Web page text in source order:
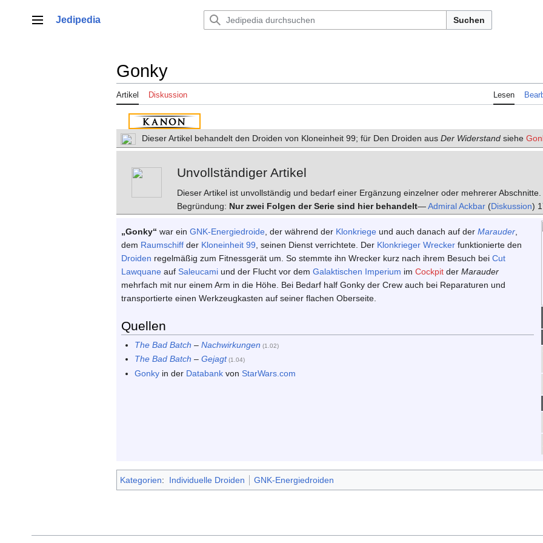
springenHauptmenü
Jedipedia Suchen
Gonky
Artikel Diskussion Lesen
Dieser Artikel behandelt den Droiden von Kloneinheit 99; für Den Droiden aus Der Widerstand siehe
Unvollständiger Artikel
Dieser Artikel ist unvollständig und bedarf einer Ergänzung einzelner oder mehrerer Abschnitte.
Begründung: Nur zwei Folgen der Serie sind hier behandelt—Admiral Ackbar (Diskussion)
„Gonky“ war ein GNK-Energiedroide , der während der Klonkriege und auch danach auf der Marauder
dem Raumschiff der Kloneinheit 99 , seinen Dienst verrichtete. Der Klonkrieger Wrecker funktionierte den
Droiden regelmäßig zum Fitnessgerät um. So stemmte ihn Wrecker kurz nach ihrem Besuch bei Cut
Lawquane auf Saleucami und der Flucht vor dem Galaktischen Imperium im Cockpit der Marauder
mehrfach mit nur einem Arm in die Höhe. Bei Bedarf half Gonky der Crew auch bei Reparaturen und
transportierte einen Werkzeugkasten auf seiner flachen Oberseite.
Quellen
The Bad Batch –Nachwirkungen (1.02)
The Bad Batch –Gejagt(1.04)
Gonky in der Databank von StarWars.com
Kategorien: Individuelle Droiden GNK-Energiedroiden